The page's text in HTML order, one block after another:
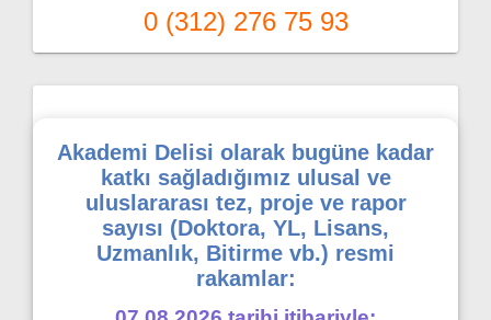
0 (312) 276 75 93
Akademi Delisi olarak bugüne kadar
katkı sağladığımız ulusal ve
uluslararası tez, proje ve rapor
sayısı (Doktora, YL, Lisans,
Uzmanlık, Bitirme vb.) resmi
rakamlar: